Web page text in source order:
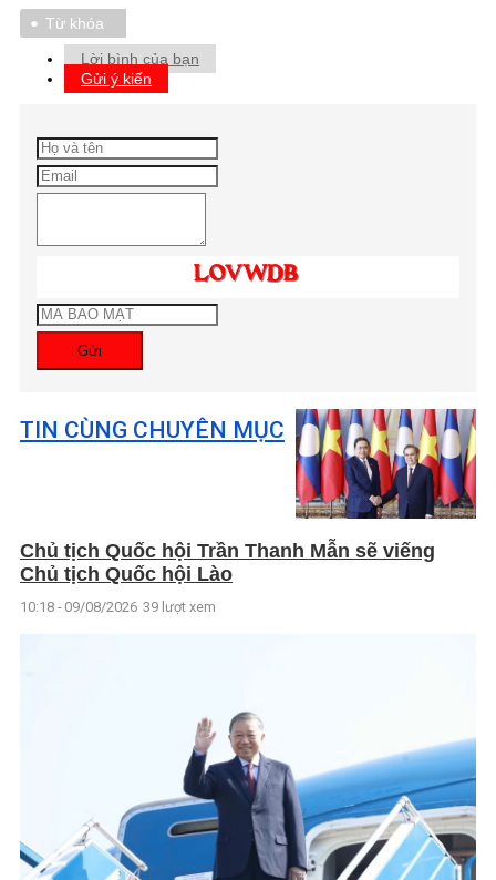
Từ khóa
Lời bình của bạn
Gửi ý kiến
Gửi
TIN CÙNG CHUYÊN MỤC
Chủ tịch Quốc hội Trần Thanh Mẫn sẽ viếng
Chủ tịch Quốc hội Lào
10:18 - 09/08/2026 39 lượt xem